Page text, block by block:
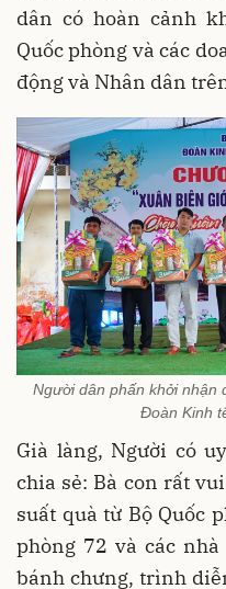
dân có hoàn cảnh
Quốc phòng và các
động và Nhân dân
Người dân phấn khởi nhận
Đoàn Kinh
Già làng, Người có
chia sẻ: Bà con rất
suất quà từ Bộ Quốc
phòng 72 và các
bánh chưng, trình